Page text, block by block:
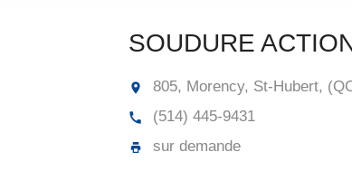
SOUDURE
805, Morency, St-Hubert,
(514) 445-9431
sur demande